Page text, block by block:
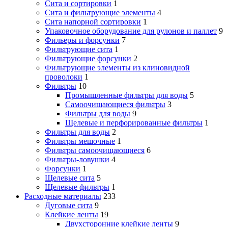
Сита и сортировки 1
Сита и фильтрующие элементы 4
Сита напорной сортировки 1
Упаковочное оборудование для рулонов и паллет 9
Фильеры и форсунки 7
Фильтрующие сита 1
Фильтрующие форсунки 2
Фильтрующие элементы из клиновидной
проволоки 1
Фильтры 10
Промышленные фильтры для воды 5
Самоочищающиеся фильтры 3
Фильтры для воды 9
Щелевые и перфорированные фильтры 1
Фильтры для воды 2
Фильтры мешочные 1
Фильтры самоочищающиеся 6
Фильтры-ловушки 4
Форсунки 1
Щелевые сита 5
Щелевые фильтры 1
Расходные материалы 233
Дуговые сита 9
Клейкие ленты 19
Двухсторонние клейкие ленты 9